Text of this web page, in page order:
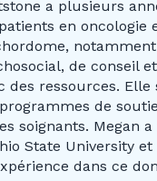
a plusieurs
en oncologie
de conseil
des ressources.
de
soignants. Megan
State University
dans ce